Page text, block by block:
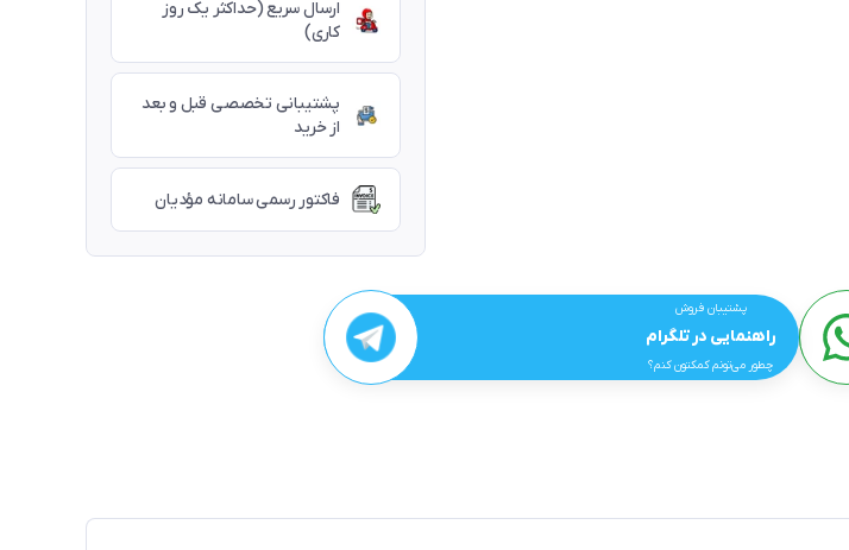
ارسال سریع (حداکثر یک روز
کاری)
پشتیبانی تخصصی قبل و بعد
از خرید
فاکتور رسمی سامانه مؤدیان
پشتیبان فروش
راهنمایی در تلگرام
چطور می‌تونم کمکتون کنم؟